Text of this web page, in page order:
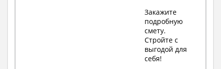
Закажите
подробную
смету.
Стройте с
выгодой для
себя!